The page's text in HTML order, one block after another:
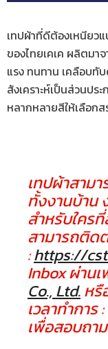
เทปผ้าที่ดีต้องเหนียว
ของไทยเคเค ผลิตมา
แรง ทนทาน เคลือบทั
สังเคราะห์เป็นส่วนป
หลากหลายสีให้เลือก
เทปผ้าสาม
ทั้งงานบ้าน
สำหรับใคร
สามารถติด
:https://
Inbox ผ่าน
Co., Ltd.หรื
เวลาทำกา
เพื่อสอบถา